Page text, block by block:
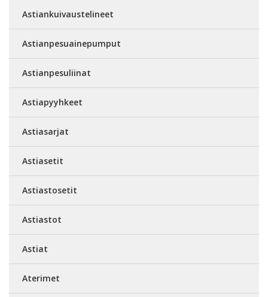
Astiankuivaustelineet
Astianpesuainepumput
Astianpesuliinat
Astiapyyhkeet
Astiasarjat
Astiasetit
Astiastosetit
Astiastot
Astiat
Aterimet